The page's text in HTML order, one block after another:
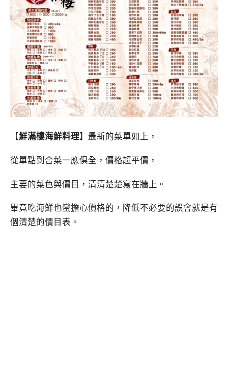
【鮮滿樓海鮮料理】最新的菜單如上，
從單點到合菜一應俱全，價格超平價，
主要的菜色與價目，清清楚楚寫在牆上。
畢竟吃海鮮也蠻擔心價格的，降低不必要的誤會就是有
個清楚的價目表。